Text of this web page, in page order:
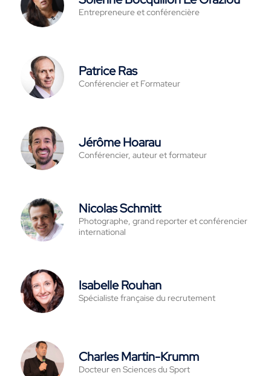
Entrepreneure et conférencière
Patrice Ras
Conférencier et Formateur
Jérôme Hoarau
Conférencier, auteur et formateur
Nicolas Schmitt
Photographe, grand reporter et conférencier
international
Isabelle Rouhan
Spécialiste française du recrutement
Charles Martin-Krumm
Docteur en Sciences du Sport